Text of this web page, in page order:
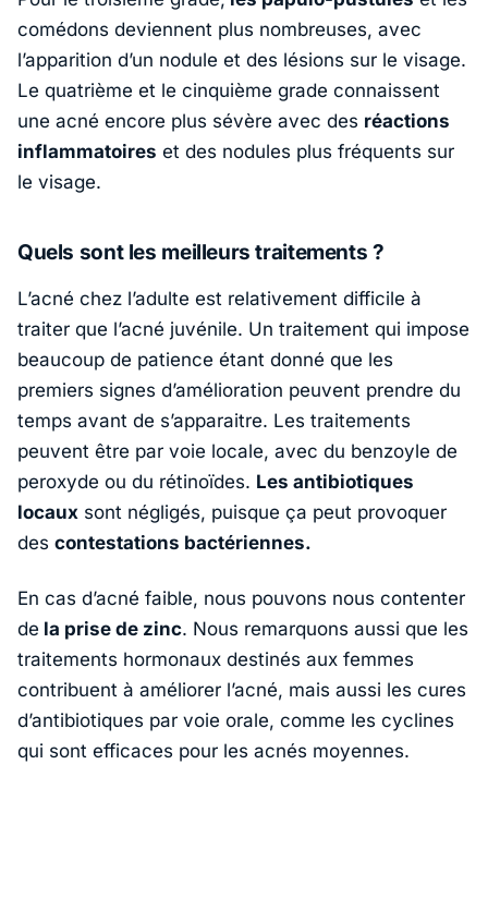
comédons deviennent plus nombreuses, avec
l’apparition d’un nodule et des lésions sur le visage.
Le quatrième et le cinquième grade connaissent
une acné encore plus sévère avec des réactions
inflammatoires et des nodules plus fréquents sur
le visage.
Quels sont les meilleurs traitements ?
L’acné chez l’adulte est relativement difficile à
traiter que l’acné juvénile. Un traitement qui impose
beaucoup de patience étant donné que les
premiers signes d’amélioration peuvent prendre du
temps avant de s’apparaitre. Les traitements
peuvent être par voie locale, avec du benzoyle de
peroxyde ou du rétinoïdes. Les antibiotiques
locaux sont négligés, puisque ça peut provoquer
des contestations bactériennes.
En cas d’acné faible, nous pouvons nous contenter
de la prise de zinc. Nous remarquons aussi que les
traitements hormonaux destinés aux femmes
contribuent à améliorer l’acné, mais aussi les cures
d’antibiotiques par voie orale, comme les cyclines
qui sont efficaces pour les acnés moyennes.